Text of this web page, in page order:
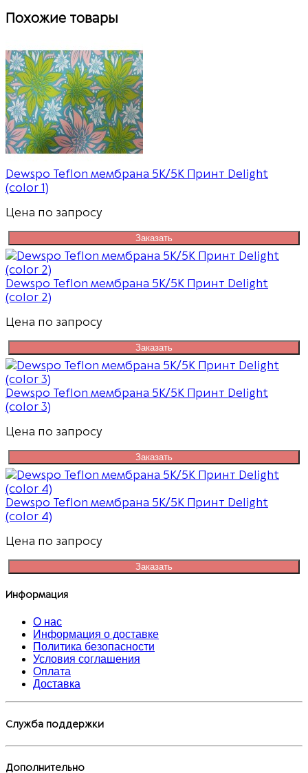
Похожие товары
Dewspo Teflon мембрана 5К/5К Принт Delight
(color 1)
Цена по запросу
Заказать
Dewspo Teflon мембрана 5К/5К Принт Delight
(color 2)
Цена по запросу
Заказать
Dewspo Teflon мембрана 5К/5К Принт Delight
(color 3)
Цена по запросу
Заказать
Dewspo Teflon мембрана 5К/5К Принт Delight
(color 4)
Цена по запросу
Заказать
Информация
О нас
Информация о доставке
Политика безопасности
Условия соглашения
Оплата
Доставка
Служба поддержки
Дополнительно